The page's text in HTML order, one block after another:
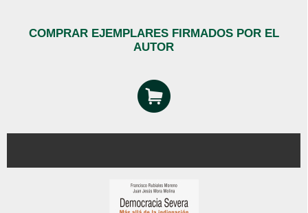
COMPRAR EJEMPLARES FIRMADOS POR EL
AUTOR